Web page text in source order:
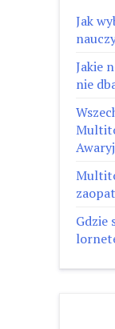
Jak
Jakie
nie
Gdzie